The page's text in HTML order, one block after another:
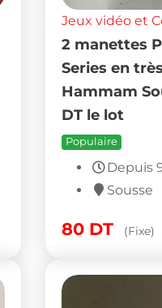
Jeux vidéo et
2 manettes
Series en
Hammam
DT le lot
Populaire
Depuis
Sousse
80 DT (Fixe)